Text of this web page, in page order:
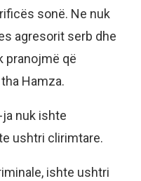
sonë. Ne nuk
agresorit serb dhe
pranojmë që
Hamza.
ja nuk ishte
ushtri clirimtare.
ishte ushtri